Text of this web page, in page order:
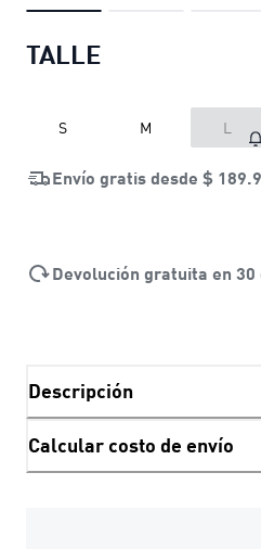
TALLE
S M L
Envío gratis desde $
Devolución gratuita en 30
Descripción
Calcular costo de envío